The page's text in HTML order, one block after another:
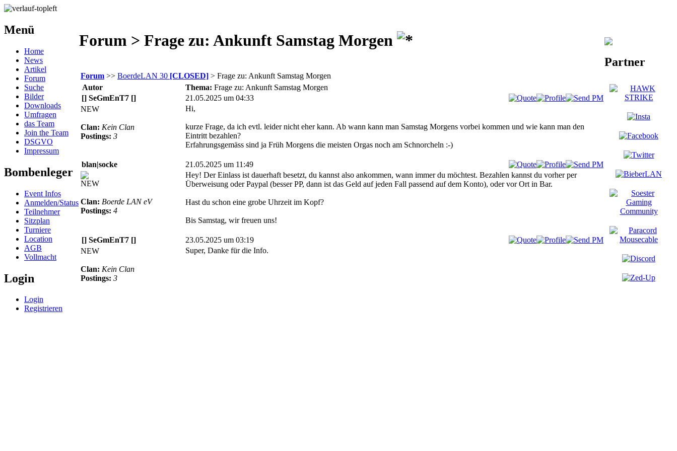
Menü
Home
News
Artikel
Forum
Suche
Bilder
Downloads
Umfragen
das Team
Join the Team
DSGVO
Impressum
Bombenleger
Event Infos
Anmelden/Status
Teilnehmer
Sitzplan
Turniere
Location
AGB
Vollmacht
Login
Login
Registrieren
Forum > Frage zu: Ankunft Samstag Morgen
Forum >> BoerdeLAN 30 [CLOSED] > Frage zu: Ankunft Samstag Morgen
Autor
Thema: Frage zu: Ankunft Samstag Morgen
[] SeGmEnT7 []
21.05.2025 um 04:33
NEW
Clan: Kein Clan
Postings: 3
Hi,
kurze Frage, da ich evtl. leider nicht eher kann. Ab wann kann man Samstag Morgens vorbei kommen und wie kann man den
Eintritt bezahlen?
Erfahrungsgemäss sind ja Früh Morgens die meisten Orgas noch am Schnorcheln :-)
blan|socke 21.05.2025 um 11:49
NEW
Clan: Boerde LAN eV
Postings: 4
Hey! Der Einlass ist dauerhaft besetzt, du kannst also ankommen, wann immer du möchtest. Bezahlen kannst du vorher per
Überweisung oder Paypal (besser PP, dann ist das Geld auf jeden Fall passend auf dem Konto), oder vor Ort in Bar.
Hast du schon eine grobe Uhrzeit im Kopf?
Bis Samstag, wir freuen uns!
[] SeGmEnT7 []
23.05.2025 um 03:19
NEW
Clan: Kein Clan
Postings: 3
Super, Danke für die Info.
Partner